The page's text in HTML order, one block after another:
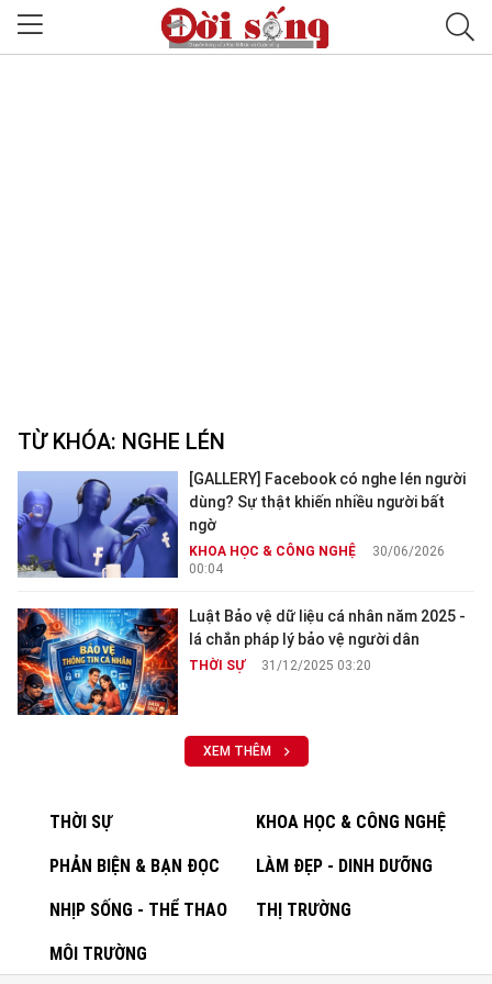
TỪ KHÓA: NGHE LÉN
[GALLERY] Facebook có nghe lén người
dùng? Sự thật khiến nhiều người bất
ngờ
KHOA HỌC & CÔNG NGHỆ
30/06/2026
00:04
Luật Bảo vệ dữ liệu cá nhân năm 2025 -
lá chắn pháp lý bảo vệ người dân
THỜI SỰ 31/12/2025 03:20
XEM THÊM
THỜI SỰ KHOA HỌC & CÔNG NGHỆ
PHẢN BIỆN & BẠN ĐỌC LÀM ĐẸP - DINH DƯỠNG
NHỊP SỐNG - THỂ THAO THỊ TRƯỜNG
MÔI TRƯỜNG